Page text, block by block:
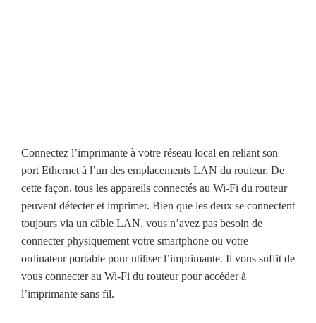
Connectez l’imprimante à votre réseau local en reliant son
port Ethernet à l’un des emplacements LAN du routeur. De
cette façon, tous les appareils connectés au Wi-Fi du routeur
peuvent détecter et imprimer. Bien que les deux se connectent
toujours via un câble LAN, vous n’avez pas besoin de
connecter physiquement votre smartphone ou votre
ordinateur portable pour utiliser l’imprimante. Il vous suffit de
vous connecter au Wi-Fi du routeur pour accéder à
l’imprimante sans fil.